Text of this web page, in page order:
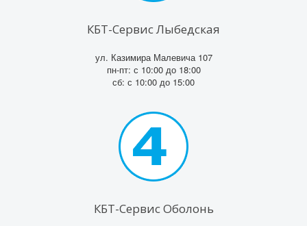
КБТ-Сервис Лыбедская
ул. Казимира Малевича 107
пн-пт: с 10:00 до 18:00
сб: с 10:00 до 15:00
КБТ-Сервис Оболонь